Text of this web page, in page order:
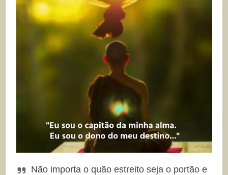
Não importa o quão estreito seja o portão e